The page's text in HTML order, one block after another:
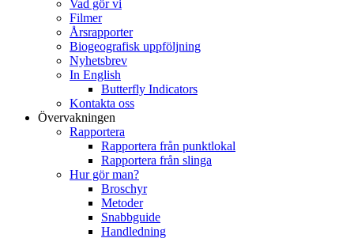
Vad gör vi
Filmer
Årsrapporter
Biogeografisk uppföljning
Nyhetsbrev
In English
Butterfly Indicators
Kontakta oss
Övervakningen
Rapportera
Rapportera från punktlokal
Rapportera från slinga
Hur gör man?
Broschyr
Metoder
Snabbguide
Handledning